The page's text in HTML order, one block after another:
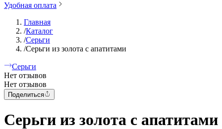
Удобная оплата
Главная
/Каталог
/Серьги
/Серьги из золота с апатитами
Серьги
Нет отзывов
Нет отзывов
Поделиться
Серьги из золота с апатитами